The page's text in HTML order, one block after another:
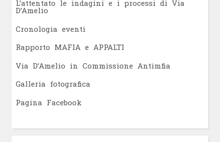
L’attentato le indagini e i processi di Via
D’Amelio
Cronologia eventi
Rapporto MAFIA e APPALTI
Via D’Amelio in Commissione Antimfia
Galleria fotografica
Pagina Facebook